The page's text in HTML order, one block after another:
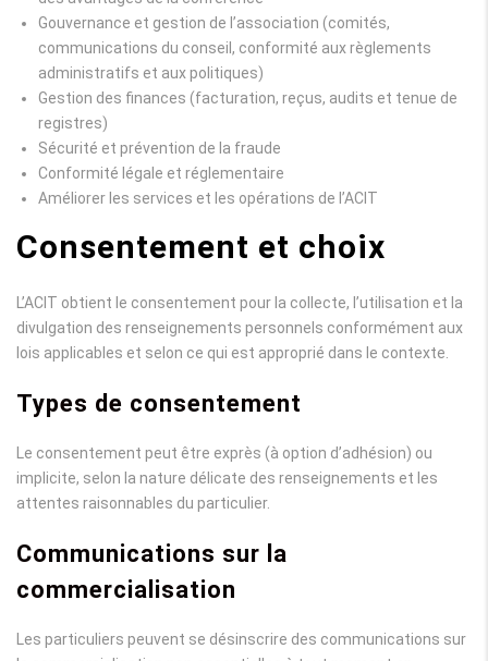
Gouvernance et gestion de l’association (comités,
communications du conseil, conformité aux règlements
administratifs et aux politiques)
Gestion des finances (facturation, reçus, audits et tenue de
registres)
Sécurité et prévention de la fraude
Conformité légale et réglementaire
Améliorer les services et les opérations de l’ACIT
Consentement et choix
L’ACIT obtient le consentement pour la collecte, l’utilisation et la
divulgation des renseignements personnels conformément aux
lois applicables et selon ce qui est approprié dans le contexte.
Types de consentement
Le consentement peut être exprès (à option d’adhésion) ou
implicite, selon la nature délicate des renseignements et les
attentes raisonnables du particulier.
Communications sur la
commercialisation
Les particuliers peuvent se désinscrire des communications sur